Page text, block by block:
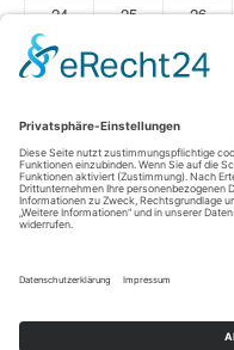
24
25 26
31
Impressum
Datenschutz